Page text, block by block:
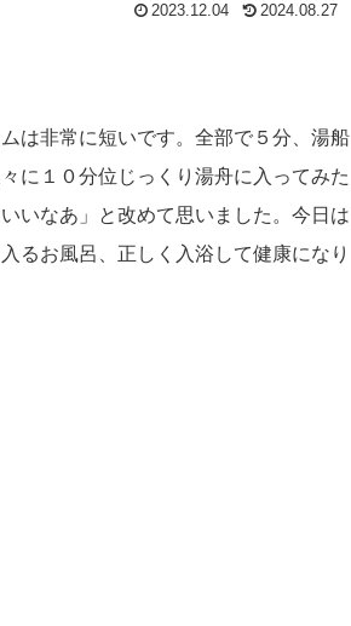
2023.12.04 2024.08.27
は非常に短いです。全部で５分、湯船
に１０分位じっくり湯舟に入ってみた
いなあ」と改めて思いました。今日は
るお風呂、正しく入浴して健康になり